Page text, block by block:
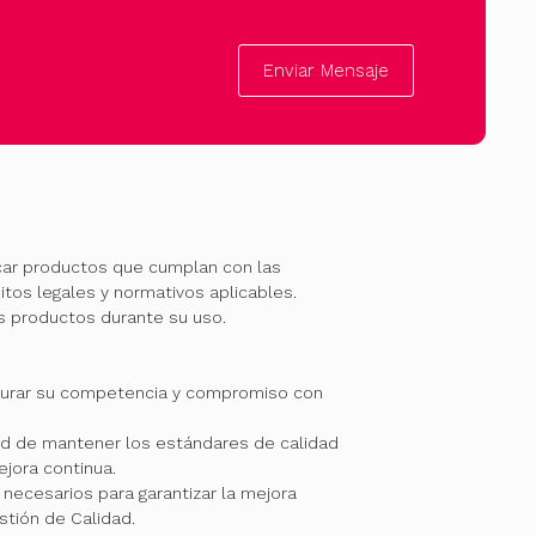
Enviar Mensaje
productos que cumplan con las
legales y normativos aplicables.
productos durante su uso.
su competencia y compromiso con
de mantener los estándares de calidad
continua.
para garantizar la mejora
de Calidad.